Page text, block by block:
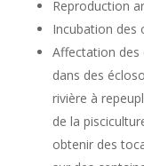
Reproduction
Incubation des
Affectation des
dans des
rivière à
de la
obtenir des